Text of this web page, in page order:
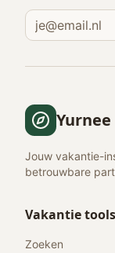
Yurnee
Jouw vakantie-
betrouwbare
Vakantie tools
Zoeken